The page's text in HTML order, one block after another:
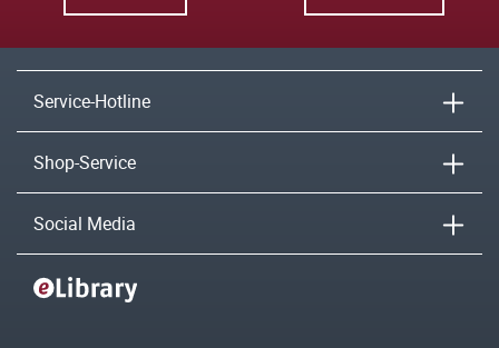
Service-Hotline
Shop-Service
Social Media